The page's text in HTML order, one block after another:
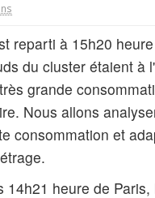
reparti à 15h20
du cluster étaient à
grande
Nous allons
consommation et
14h21 heure de Paris,